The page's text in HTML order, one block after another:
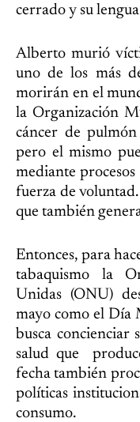
cerrado y su
Alberto murió
uno de los más
morirán en el
la Organización
cáncer de
pero el mismo
mediante
fuerza de voluntad.
que también
Entonces, para
tabaquismo la
Unidas (ONU)
mayo como el Día
busca concienciar
salud que
fecha también
políticas
consumo.